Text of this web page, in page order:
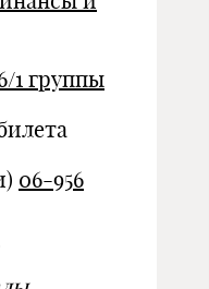
1 группы
06-956